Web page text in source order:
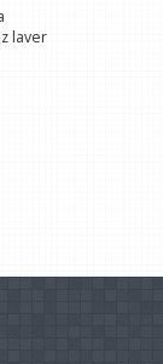
laver